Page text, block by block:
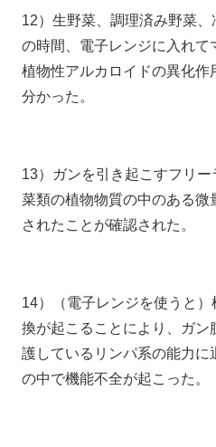
12）生野菜、調理済み野菜
の時間、電子レンジに入れて
植物性アルカロイドの異化
分かった。
13）ガンを引き起こすフリ
菜類の植物物質の中のある
されたことが確認された。
14）（電子レンジを使うと
換が起こることにより、ガン
護しているリンパ系の能力に
の中で機能不全が起こった。